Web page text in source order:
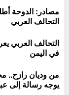
التحالف العربي
التحالف العربي
في اليمن
من وديان رازح..
يوجه رسالة إلى